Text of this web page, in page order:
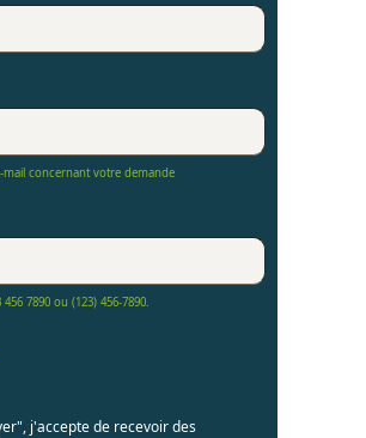
concernant votre demande
7890 ou (123) 456-7890.
j'accepte de recevoir des